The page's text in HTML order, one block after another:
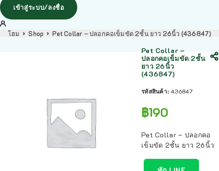
เข้าสู่ระบบ/ลงชื่อ
โฮม Shop Pet Collar – ปลอกคอเข็มขัด 2ชั้น ยาว 26นิ้ว (436847)
Pet Collar –
ปลอกคอเข็มขัด 2ชั้น
ยาว 26นิ้ว
(436847)
รหัสสินค้า:436847
฿190
Pet Collar – ปลอกคอ
เข็มขัด 2ชั้น ยาว 26นิ้ว